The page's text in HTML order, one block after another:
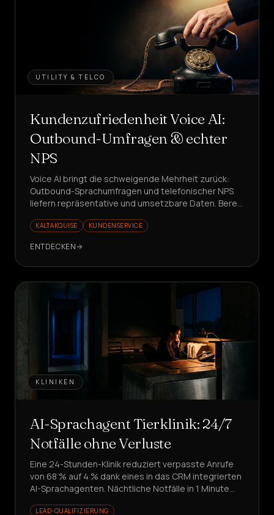
UTILITY & TELCO
Kundenzufriedenheit Voice AI:
Outbound-Umfragen & echter
NPS
Voice AI bringt die schweigende Mehrheit zurück:
Outbound-Sprachumfragen und telefonischer NPS
liefern repräsentative und umsetzbare Daten. Bereit
KALTAKQUISE KUNDENSERVICE
ENTDECKEN
KLINIKEN
AI-Sprachagent Tierklinik: 24/7
Notfälle ohne Verluste
Eine 24-Stunden-Klinik reduziert verpasste Anrufe
von 68 % auf 4 % dank eines in das CRM integrierten
AI-Sprachagenten. Nächtliche Notfälle in 1 Minute
LEAD-QUALIFIZIERUNG